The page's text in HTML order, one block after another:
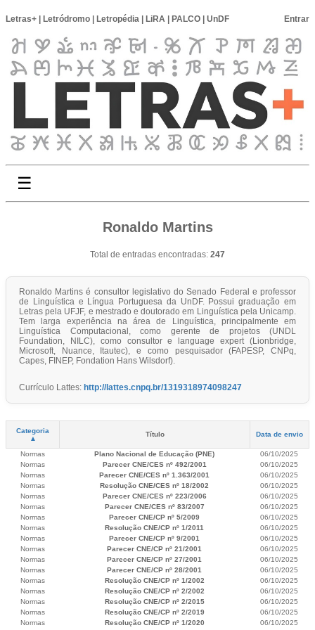
Letras+ Letródromo Letropédia LiRA PALCO UnDF Entrar
☰
Ronaldo Martins
Total de entradas encontradas: 247
Ronaldo Martins é consultor legislativo do Senado Federal e professor
de Linguística e Língua Portuguesa da UnDF. Possui graduação em
Letras pela UFJF, e mestrado e doutorado em Linguística pela Unicamp.
Tem larga experiência na área de Linguística, principalmente em
Linguística Computacional, como gerente de projetos (UNDL
Foundation, NILC), como consultor e language expert (Lionbridge,
Microsoft, Nuance, Itautec), e como pesquisador (FAPESP, CNPq,
Capes, FINEP, Fondation Hans Wilsdorf).
Currículo Lattes: http://lattes.cnpq.br/1319318974098247
Categoria
▲
Título Data de envio
Normas Plano Nacional de Educação (PNE)
06/10/2025
Normas
Parecer CNE/CES nº 492/2001
06/10/2025
Normas
Parecer CNE/CES nº 1.363/2001
06/10/2025
Normas
Resolução CNE/CES nº 18/2002
06/10/2025
Normas
Parecer CNE/CES nº 223/2006
06/10/2025
Normas
Parecer CNE/CES nº 83/2007
06/10/2025
Normas
Parecer CNE/CP nº 5/2009
06/10/2025
Normas
Resolução CNE/CP nº 1/2011
06/10/2025
Normas
Parecer CNE/CP nº 9/2001
06/10/2025
Normas
Parecer CNE/CP nº 21/2001
06/10/2025
Normas
Parecer CNE/CP nº 27/2001
06/10/2025
Normas
Parecer CNE/CP nº 28/2001
06/10/2025
Normas
Resolução CNE/CP nº 1/2002
06/10/2025
Normas
Resolução CNE/CP nº 2/2002
06/10/2025
Normas
Resolução CNE/CP nº 2/2015
06/10/2025
Normas
Resolução CNE/CP nº 2/2019
06/10/2025
Normas
Resolução CNE/CP nº 1/2020
06/10/2025